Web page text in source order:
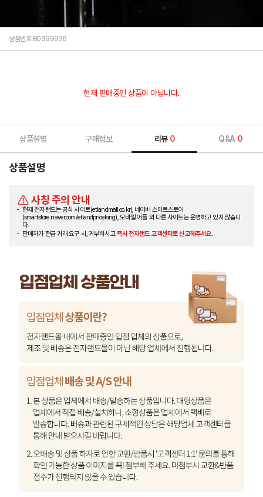
상품번호 B0399926
현재 판매중인 상품이 아닙니다.
상품설명 구매정보 리뷰 0 Q&A 0
상품설명
사칭 주의 안내
현재 전자랜드는 공식 사이트(etlandmall.co.kr), 네이버 스마트스토어
(smartstore.naver.com/etlandpriceking), 모바일 어플 외 다른 사이트는 운영하고 있지 않습니
다.
판매자가 현금 거래 요구 시, 거부하시고즉시 전자랜드 고객센터로 신고해주세요.